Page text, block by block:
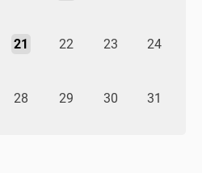
21 22 23 24
28 29 30 31